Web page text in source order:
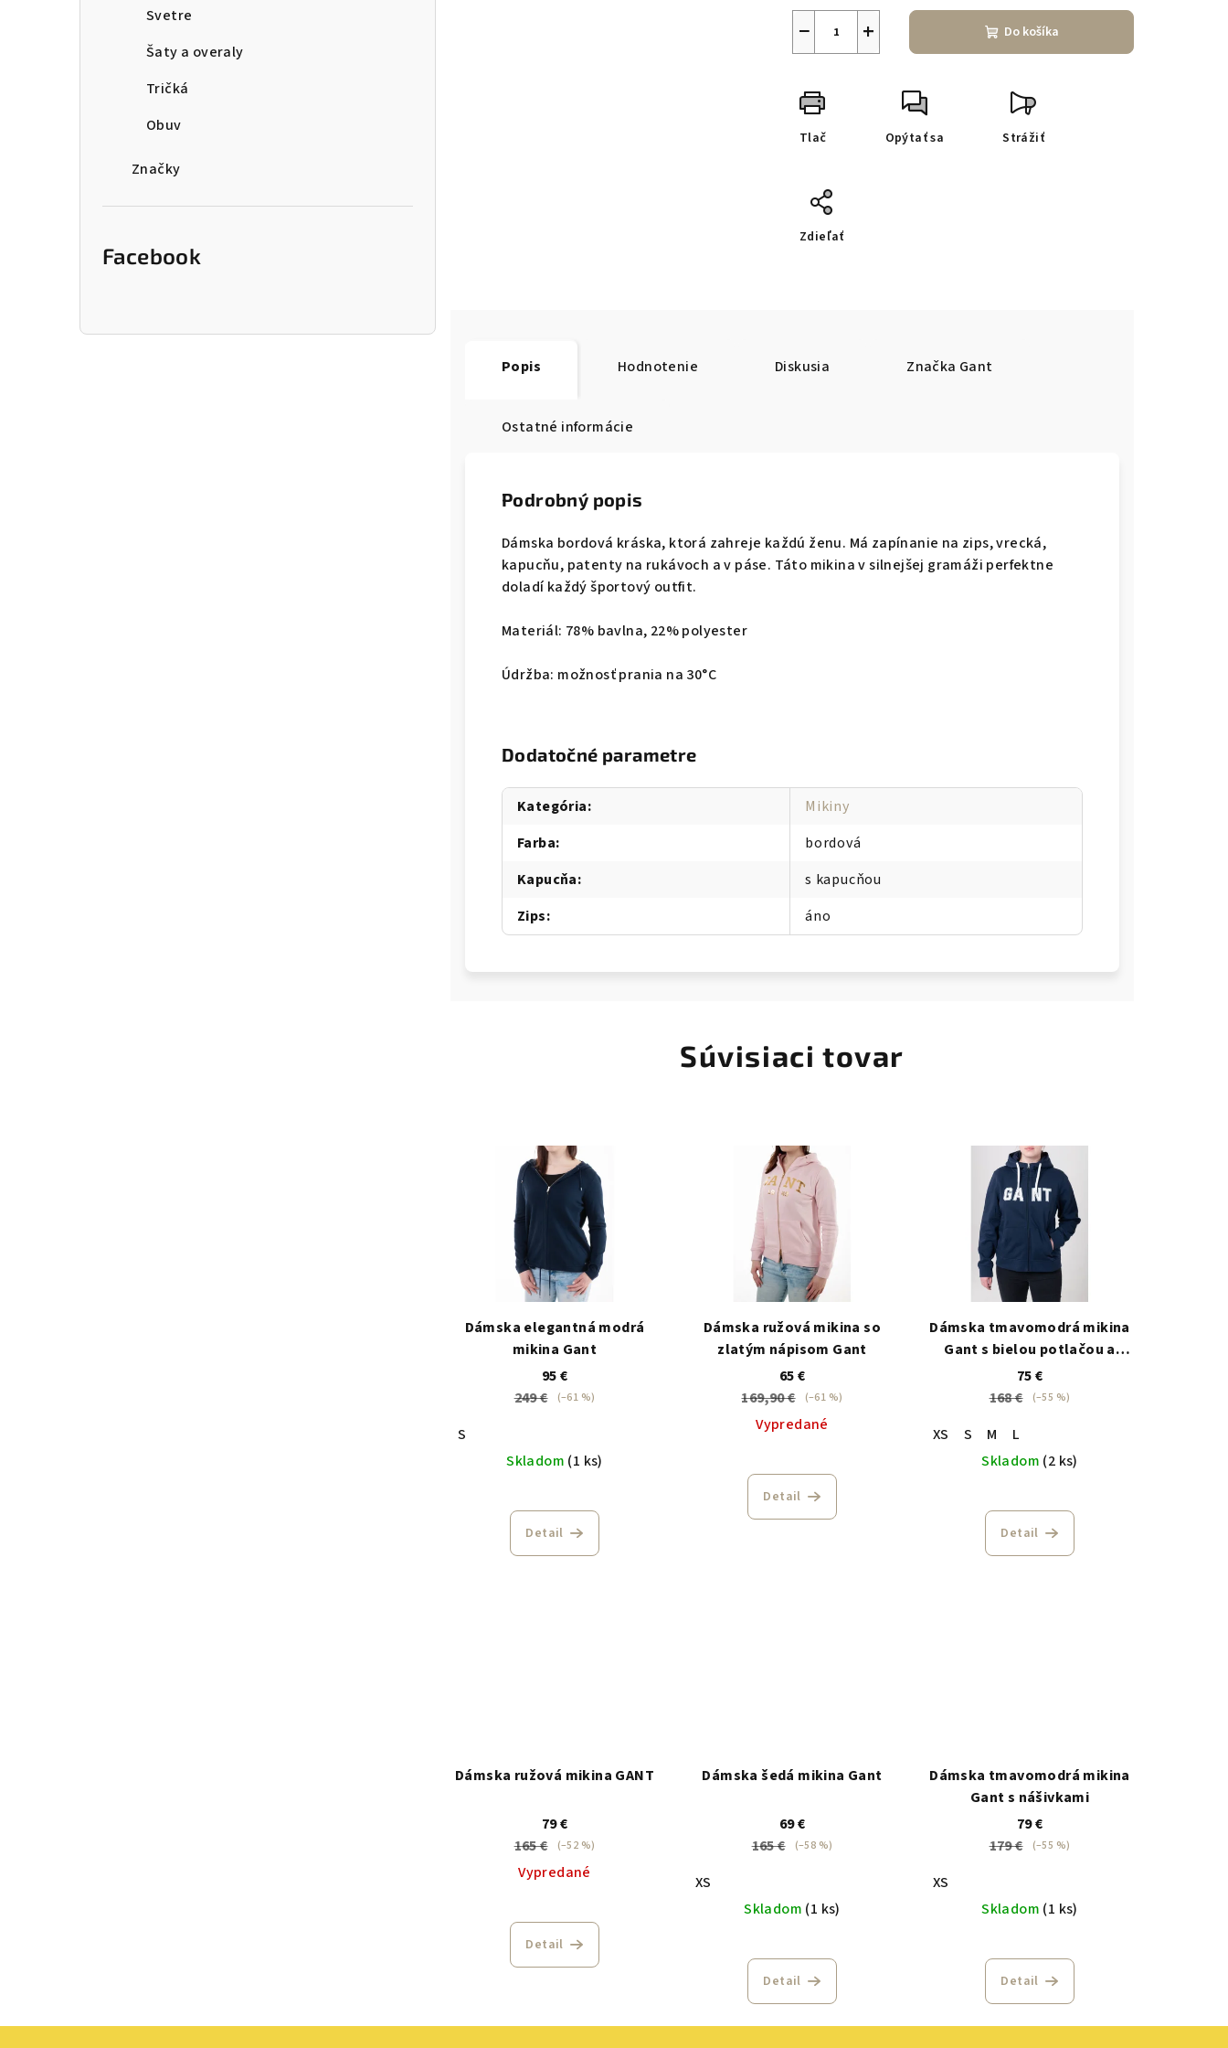
Svetre
Šaty a overaly
Tričká
Obuv
Značky
Facebook
+
− Do košíka
Tlač Opýtať sa Strážiť
Zdieľať
Popis Hodnotenie Diskusia Značka Gant
Ostatné informácie
Podrobný popis
Dámska bordová kráska, ktorá zahreje každú ženu. Má zapínanie na zips, vrecká,
kapucňu, patenty na rukávoch a v páse. Táto mikina v silnejšej gramáži perfektne
doladí každý športový outfit.
Materiál: 78% bavlna, 22% polyester
Údržba: možnosť prania na 30°C
Dodatočné parametre
Kategória:
Mikiny
Farba:
bordová
Kapucňa:
s kapucňou
Zips: áno
Súvisiaci tovar
Dámska elegantná modrá
mikina Gant
95 €
249 €
(–61 %)
S
Skladom (1 ks)
Detail
Dámska ružová mikina so
zlatým nápisom Gant
65 €
169,90 €
(–61 %)
Vypredané
Detail
Dámska tmavomodrá mikina
Gant s bielou potlačou a
šnúrkami
75 €
168 €
(–55 %)
XS S M
L
Skladom (2 ks)
Detail
Dámska ružová mikina GANT
79 €
165 €
(–52 %)
Vypredané
Detail
Dámska šedá mikina Gant
69 €
165 €
(–58 %)
XS
Skladom (1 ks)
Detail
Dámska tmavomodrá mikina
Gant s nášivkami
79 €
179 €
(–55 %)
XS
Skladom (1 ks)
Detail